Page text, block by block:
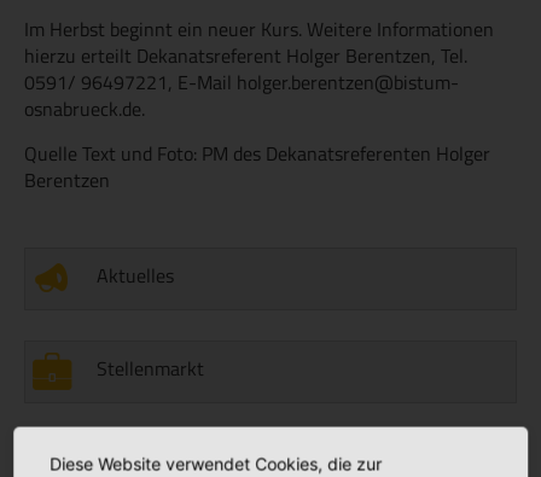
Im Herbst beginnt ein neuer Kurs. Weitere Informationen
hierzu erteilt Dekanatsreferent Holger Berentzen, Tel.
0591/ 96497221, E-Mail holger.berentzen@bistum-
osnabrueck.de.
Quelle Text und Foto: PM des Dekanatsreferenten Holger
Berentzen
Aktuelles
Stellenmarkt
Babyalbum
Diese Website verwendet Cookies, die zur